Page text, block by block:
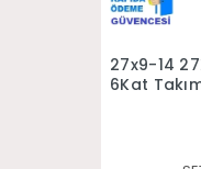
27x9-14
6Kat